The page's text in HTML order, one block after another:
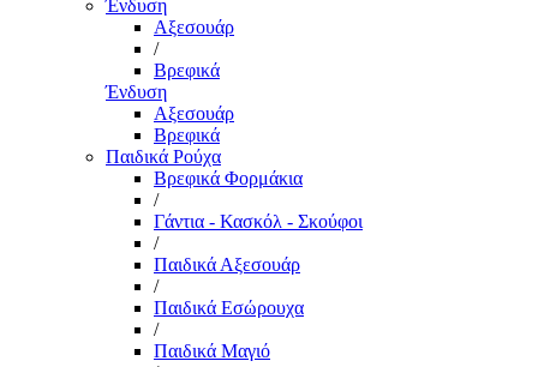
Ένδυση
Αξεσουάρ
/
Βρεφικά
Ένδυση
Αξεσουάρ
Βρεφικά
Παιδικά Ρούχα
Βρεφικά Φορμάκια
/
Γάντια - Κασκόλ - Σκούφοι
/
Παιδικά Αξεσουάρ
/
Παιδικά Εσώρουχα
/
Παιδικά Μαγιό